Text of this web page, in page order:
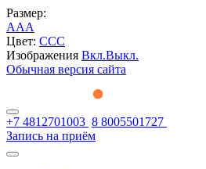
Размер:
AAA
Цвет: CCC
Изображения Вкл.Выкл.
Обычная версия сайта
+7 4812701003 8 8005501727
Запись на приём